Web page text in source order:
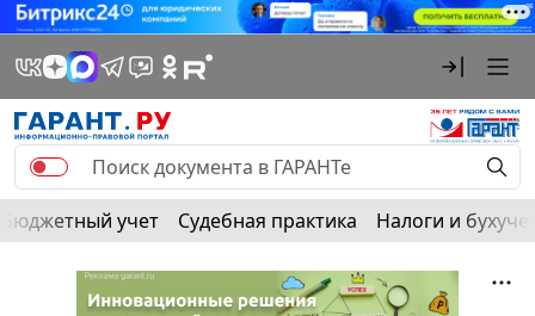
Бюджетный учет Судебная практика Налоги и